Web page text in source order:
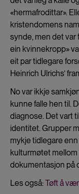
«hermafrodittar».
kristendomens
synde, men det var
ein kvinnekropp»
eit par tidlegare
Heinrich Ulrichs’
No var ikkje
kunne falle hen til.
diagnose. Det vart
identitet. Grupper
mykje tidlegare enn
kulturmøtet mellom
dokumentasjon på
Les også:Tøft å